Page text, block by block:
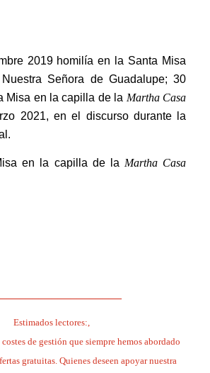
2019 homilía en la Santa Misa
Señora de Guadalupe; 30
Misa en la capilla de la Martha Casa
2021, en el discurso durante la
en la capilla de la Martha Casa
Estimados lectores:,
de gestión que siempre hemos abordado
gratuitas. Quienes deseen apoyar nuestra